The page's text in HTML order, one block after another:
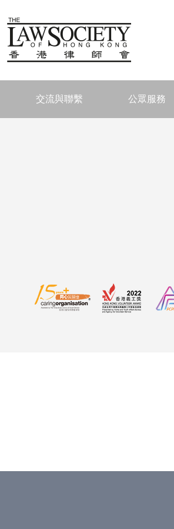
交流與聯繫 公眾服務